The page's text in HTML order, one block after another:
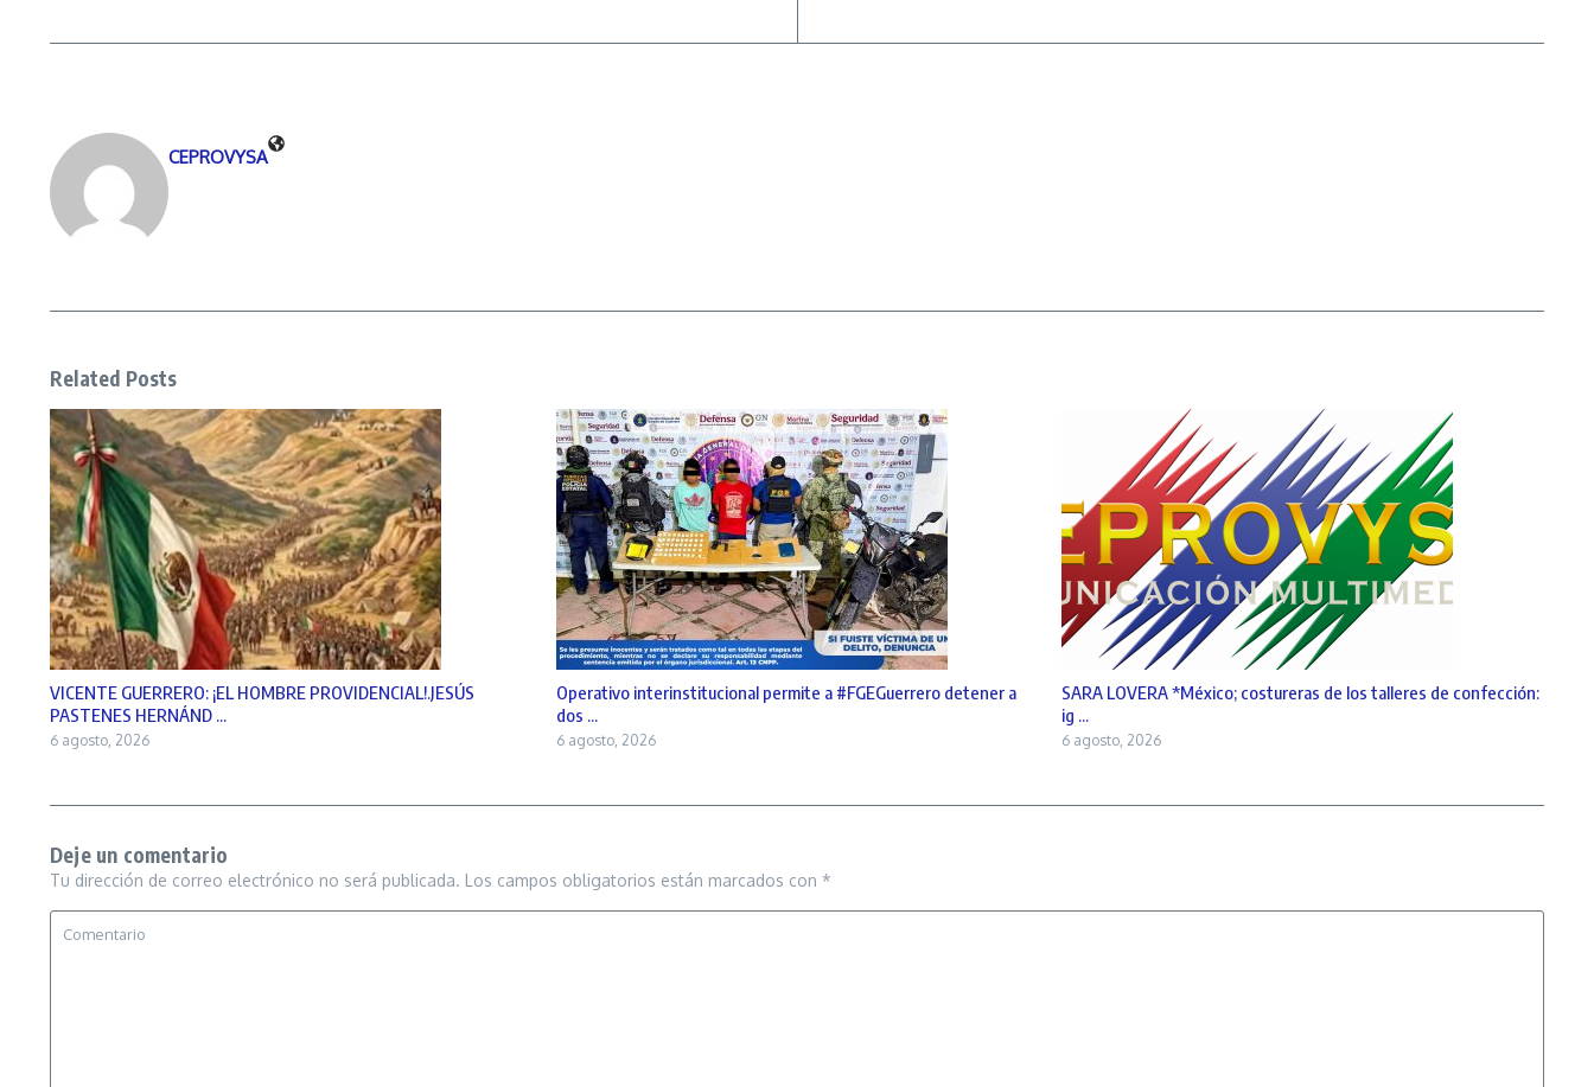
CEPROVYSA
Related Posts
VICENTE GUERRERO: ¡EL HOMBRE PROVIDENCIAL!.JESÚS
PASTENES HERNÁND ...
6 agosto, 2026
Operativo interinstitucional permite a #FGEGuerrero detener a
dos ...
6 agosto, 2026
SARA LOVERA *México; costureras de los talleres de confección:
ig ...
6 agosto, 2026
Deje un comentario
Tu dirección de correo electrónico no será publicada. Los campos obligatorios están marcados con *